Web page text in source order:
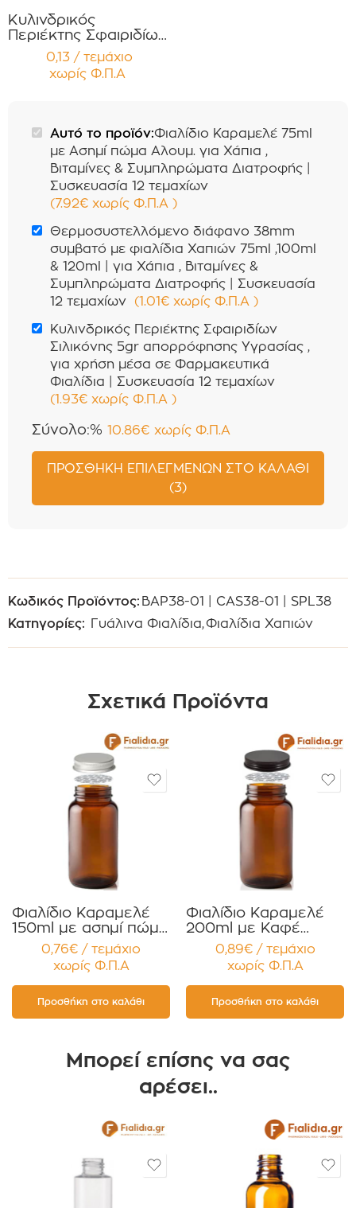
Κυλινδρικός
Περιέκτης Σφαιριδίων
Σιλικόνης 5gr
απορρόφησης
Υγρασίας , για χρήση
Φιαλίδια Συσκευασία
12 τεμαχίων
0,13 / τεμάχιο
χωρίς Φ.Π.Α
Αυτό το προϊόν:Φιαλίδιο Καραμελέ 75ml
με Ασημί πώμα Αλουμ. για Χάπια ,
Βιταμίνες & Συμπληρώματα Διατροφής |
Συσκευασία 12 τεμαχίων
(7.92€ χωρίς Φ.Π.Α )
Θερμοσυστελλόμενο διάφανο 38mm
συμβατό με φιαλίδια Χαπιών 75ml ,100ml
& 120ml | για Χάπια , Βιταμίνες &
Συμπληρώματα Διατροφής | Συσκευασία
12 τεμαχίων (1.01€ χωρίς Φ.Π.Α )
Κυλινδρικός Περιέκτης Σφαιριδίων
Σιλικόνης 5gr απορρόφησης Υγρασίας ,
για χρήση μέσα σε Φαρμακευτικά
Φιαλίδια | Συσκευασία 12 τεμαχίων
(1.93€ χωρίς Φ.Π.Α )
Σύνολο:% 10.86€ χωρίς Φ.Π.Α
ΠΡΟΣΘΉΚΗ ΕΠΙΛΕΓΜΈΝΩΝ ΣΤΟ ΚΑΛΆΘΙ
(3)
Κωδικός Προϊόντος: BAP38-01 | CAS38-01 | SPL38
Κατηγορίες: Γυάλινα Φιαλίδια,Φιαλίδια Χαπιών
Σχετικά Προϊόντα
Φιαλίδιο Καραμελέ
150ml με ασημί πώμα
για Χάπια , Βιταμίνες
Συμπληρώματα
Διατροφής
Συσκευασία 12
τεμαχίων
0,76€ / τεμάχιο
χωρίς Φ.Π.Α
Προσθήκη στο καλάθι
Φιαλίδιο Καραμελέ
200ml με Καφέ
πώμα για Χάπια ,
Βιταμίνες
Συμπληρώματα
Διατροφής
Συσκευασία 12
τεμαχίων
0,89€ / τεμάχιο
χωρίς Φ.Π.Α
Προσθήκη στο καλάθι
Μπορεί επίσης να σας
αρέσει..